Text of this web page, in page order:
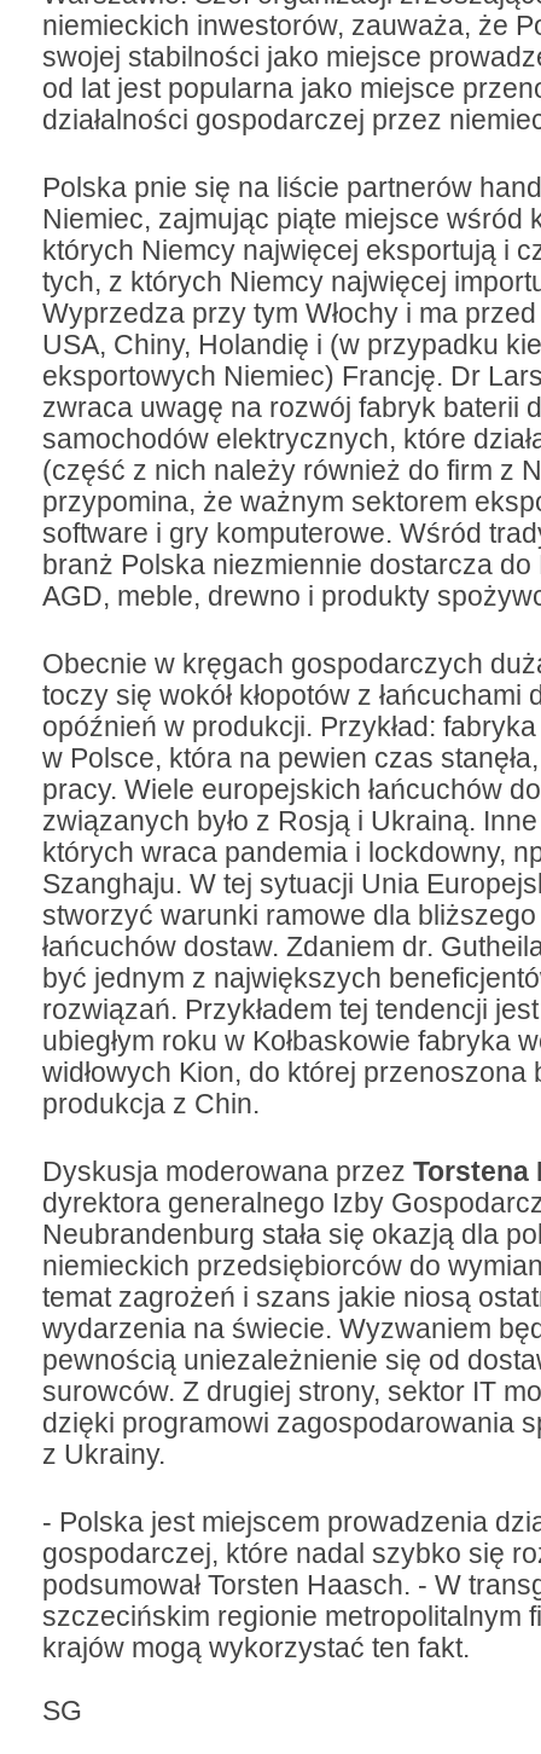
niemieckich inwestorów, zauważa, że
swojej stabilności jako miejsce
od lat jest popularna jako miejsce
działalności gospodarczej przez
Polska pnie się na liście partnerów
Niemiec, zajmując piąte miejsce wśród
których Niemcy najwięcej eksportują i
tych, z których Niemcy najwięcej
Wyprzedza przy tym Włochy i ma
USA, Chiny, Holandię i (w przypadku
eksportowych Niemiec) Francję. Dr
zwraca uwagę na rozwój fabryk baterii
samochodów elektrycznych, które
(część z nich należy również do firm z
przypomina, że ważnym sektorem
software i gry komputerowe. Wśród
branż Polska niezmiennie dostarcza
AGD, meble, drewno i produkty
Obecnie w kręgach gospodarczych
toczy się wokół kłopotów z łańcuchami
opóźnień w produkcji. Przykład:
w Polsce, która na pewien czas
pracy. Wiele europejskich łańcuchów
związanych było z Rosją i Ukrainą.
których wraca pandemia i lockdowny,
Szanghaju. W tej sytuacji Unia
stworzyć warunki ramowe dla
łańcuchów dostaw. Zdaniem dr.
być jednym z największych
rozwiązań. Przykładem tej tendencji
ubiegłym roku w Kołbaskowie fabryka
widłowych Kion, do której przenoszona
produkcja z Chin.
Dyskusja moderowana przez Torstena
dyrektora generalnego Izby
Neubrandenburg stała się okazją dla
niemieckich przedsiębiorców do
temat zagrożeń i szans jakie niosą
wydarzenia na świecie. Wyzwaniem
pewnością uniezależnienie się od
surowców. Z drugiej strony, sektor IT
dzięki programowi zagospodarowania
z Ukrainy.
- Polska jest miejscem prowadzenia
gospodarczej, które nadal szybko się
podsumował Torsten Haasch. - W
szczecińskim regionie metropolitalnym
krajów mogą wykorzystać ten fakt.
SG